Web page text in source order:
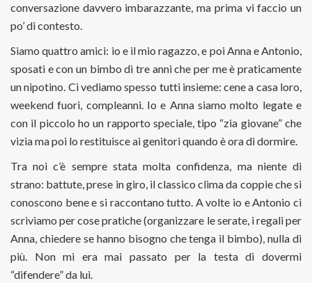
conversazione davvero imbarazzante, ma prima vi faccio un
po’ di contesto.
Siamo quattro amici: io e il mio ragazzo, e poi Anna e Antonio,
sposati e con un bimbo di tre anni che per me è praticamente
un nipotino. Ci vediamo spesso tutti insieme: cene a casa loro,
weekend fuori, compleanni. Io e Anna siamo molto legate e
con il piccolo ho un rapporto speciale, tipo “zia giovane” che
vizia ma poi lo restituisce ai genitori quando è ora di dormire.
Tra noi c’è sempre stata molta confidenza, ma niente di
strano: battute, prese in giro, il classico clima da coppie che si
conoscono bene e si raccontano tutto. A volte io e Antonio ci
scriviamo per cose pratiche (organizzare le serate, i regali per
Anna, chiedere se hanno bisogno che tenga il bimbo), nulla di
più. Non mi era mai passato per la testa di dovermi
“difendere” da lui.